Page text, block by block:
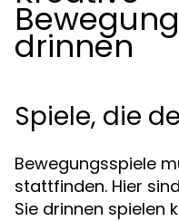
drinnen
Spiele, die
Bewegungsspiele
stattfinden. Hier
Sie drinnen spielen